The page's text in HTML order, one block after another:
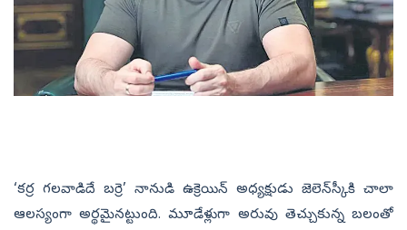
‘కర్ర గలవాడిదే బర్రె’ నానుడి ఉక్రెయిన్‌ అధ్యక్షుడు జెలెన్‌స్కీకి చాలా
ఆలస్యంగా అర్థమైనట్టుంది. మూడేళ్లుగా అరువు తెచ్చుకున్న బలంతో